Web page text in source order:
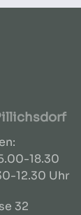
18.30
12.30 Uhr
32